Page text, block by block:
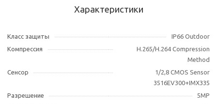
Характеристики
Класс защиты
IP66 Outdoor
Компрессия
H.265/H.264 Compression
Method
Сенсор
1/2,8 CMOS Sensor
3516EV300+IMX335
Разрешение
5MP